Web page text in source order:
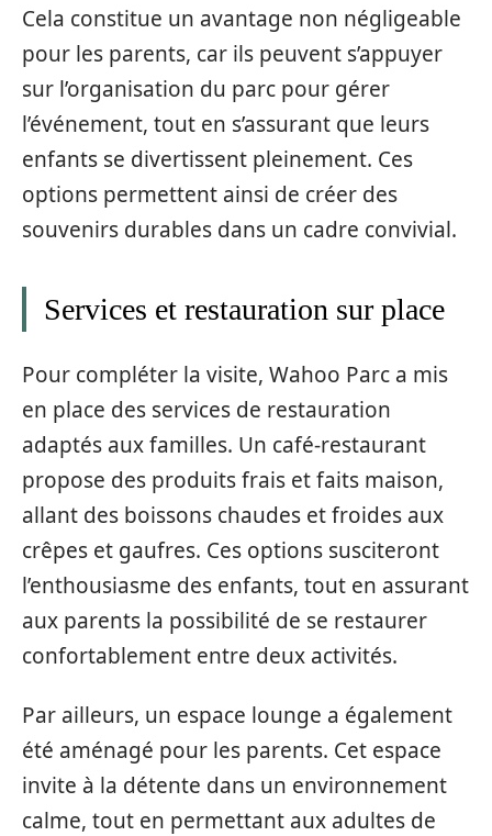
Cela constitue un avantage non négligeable
pour les parents, car ils peuvent s’appuyer
sur l’organisation du parc pour gérer
l’événement, tout en s’assurant que leurs
enfants se divertissent pleinement. Ces
options permettent ainsi de créer des
souvenirs durables dans un cadre convivial.
Services et restauration sur place
Pour compléter la visite, Wahoo Parc a mis
en place des services de restauration
adaptés aux familles. Un café-restaurant
propose des produits frais et faits maison,
allant des boissons chaudes et froides aux
crêpes et gaufres. Ces options susciteront
l’enthousiasme des enfants, tout en assurant
aux parents la possibilité de se restaurer
confortablement entre deux activités.
Par ailleurs, un espace lounge a également
été aménagé pour les parents. Cet espace
invite à la détente dans un environnement
calme, tout en permettant aux adultes de